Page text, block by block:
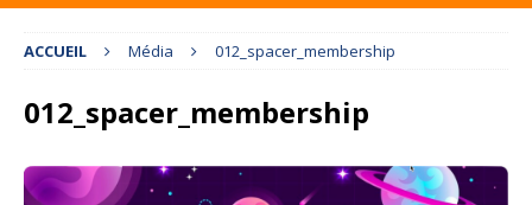
ACCUEIL Média 012_spacer_membership
012_spacer_membership